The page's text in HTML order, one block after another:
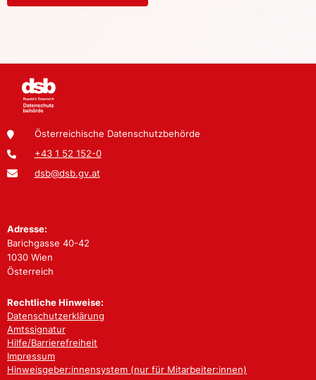
Österreichische Datenschutzbehörde
+43 1 52 152-0
dsb@dsb.gv.at
Adresse:
Barichgasse 40-42
1030 Wien
Österreich
Rechtliche Hinweise:
Datenschutzerklärung
Amtssignatur
Hilfe/Barrierefreiheit
Impressum
Hinweisgeber:innensystem (nur für Mitarbeiter:innen)